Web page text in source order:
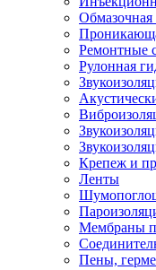
Обмазочная
Ремонтные
Рулонная
Крепеж и
Ленты
Мембраны
Пены,